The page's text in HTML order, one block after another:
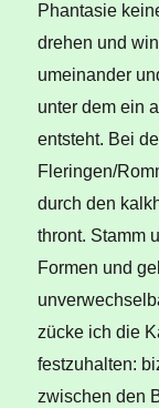
Phantasie
drehen und
umeinander
unter dem ein
entsteht. Bei
Fleringen/
durch den
thront. Stamm
Formen und
zücke ich die
festzuhalten:
zwischen den